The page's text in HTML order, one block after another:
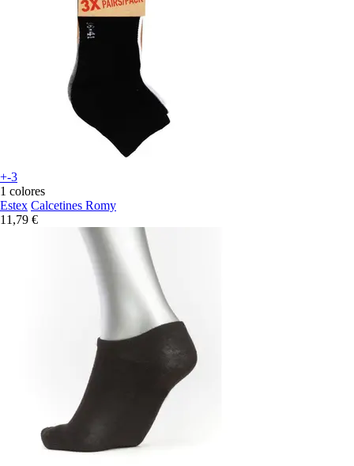
+-3
1 colores
Estex Calcetines Romy
11,79 €